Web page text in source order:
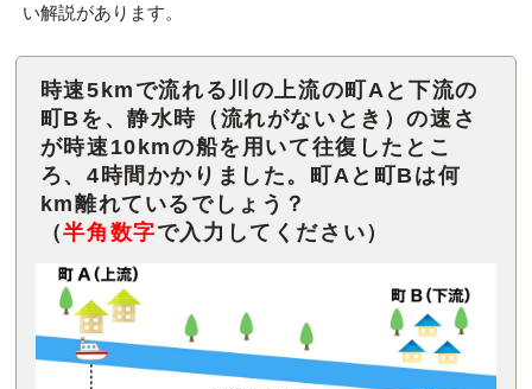
い解説があります。
時速5kmで流れる川の上流の町Aと下流の
町Bを、静水時（流れがないとき）の速さ
が時速10kmの船を用いて往復したとこ
ろ、4時間かかりました。町Aと町Bは何
km離れているでしょう？
（半角数字で入力してください）